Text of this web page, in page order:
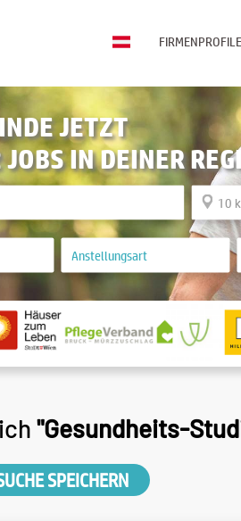
FIRMENPROFILE
JETZT
IN DEINER
"Gesundheits-
SPEICHERN